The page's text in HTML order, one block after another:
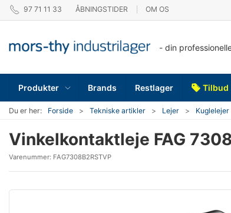
97 71 11 33 ÅBNINGSTIDER OM OS
- din
Produkter Brands Restlager Tilbud
Du er her: Forside Tekniske artikler Lejer Kuglelejer
Vinkelkontaktleje FAG
Varenummer: FAG7308B2RSTVP